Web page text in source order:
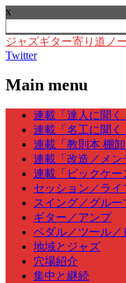
x
索:
ジャズギター寄り道ノ
Twitter
Main menu
Skip
content
連載「達人に聞く
連載「名工に聞く
連載「教則本 棚卸
連載「改造／メン
連載「ピックケー
セッション／ライ
スイング／グルー
ギター／アンプ
ペダル／ツール／
地域とジャズ
穴場紹介
集中と継続